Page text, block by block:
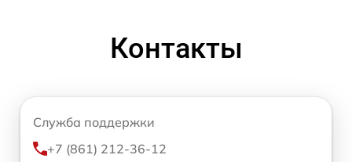
Контакты
Служба поддержки
+7 (861) 212-36-12